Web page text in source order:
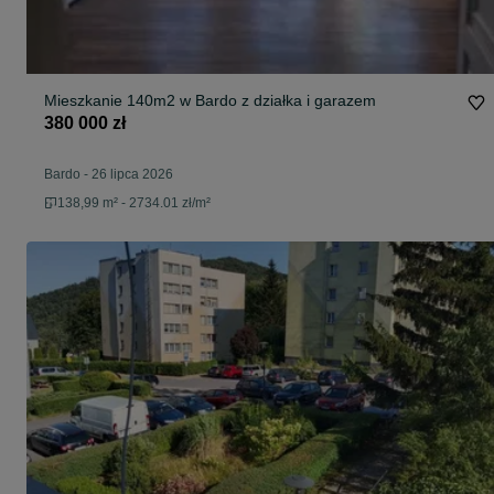
Mieszkanie 140m2 w Bardo z działka i garazem
380 000 zł
Bardo - 26 lipca 2026
138,99 m² - 2734.01 zł/m²